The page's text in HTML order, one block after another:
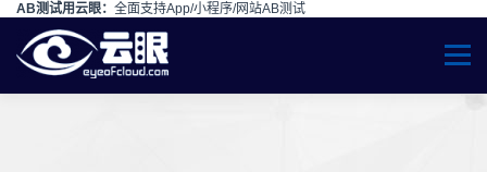
AB测试用云眼： 全面支持App/小程序/网站AB测试
Skip to content
Menu